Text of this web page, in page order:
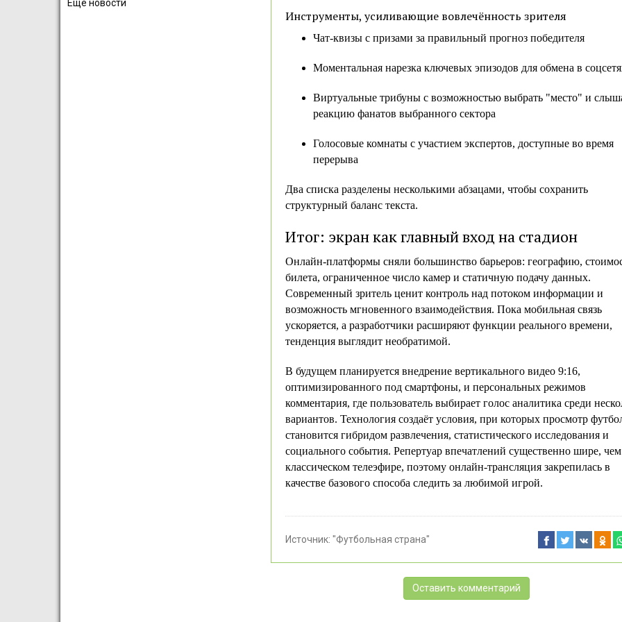
Инструменты, усиливающие вовлечённость зрителя
Чат-квизы с призами за правильный прогноз победителя
Моментальная нарезка ключевых эпизодов для обмена в
Виртуальные трибуны с возможностью выбрать "место" и
реакцию фанатов выбранного сектора
Голосовые комнаты с участием экспертов, доступные во время
перерыва
Два списка разделены несколькими абзацами, чтобы сохранить
структурный баланс текста.
Итог: экран как главный вход на стадион
Онлайн-платформы сняли большинство барьеров: географию,
билета, ограниченное число камер и статичную подачу данных.
Современный зритель ценит контроль над потоком информации и
возможность мгновенного взаимодействия. Пока мобильная связь
ускоряется, а разработчики расширяют функции реального времени,
тенденция выглядит необратимой.
В будущем планируется внедрение вертикального видео 9:16,
оптимизированного под смартфоны, и персональных режимов
комментария, где пользователь выбирает голос аналитика среди
вариантов. Технология создаёт условия, при которых просмотр
становится гибридом развлечения, статистического исследования и
социального события. Репертуар впечатлений существенно шире,
классическом телеэфире, поэтому онлайн-трансляция закрепилась в
качестве базового способа следить за любимой игрой.
Источник: "Футбольная страна"
Оставить комментарий
Ещё новости